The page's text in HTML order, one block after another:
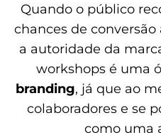
Quando o público
chances de
a autoridade da
workshops é uma
branding, já que ao
colaboradores e se
como uma